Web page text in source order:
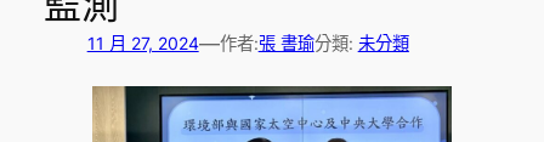
11 月 27, 2024—作者:張 書瑜分類: 未分類